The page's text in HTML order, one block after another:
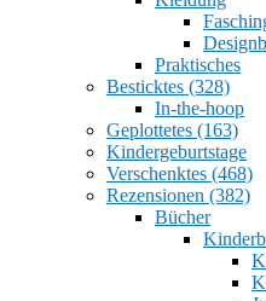
Praktisches
Besticktes (328)
In-the-hoop
Geplottetes (163)
Kindergeburtstage
Verschenktes (468)
Rezensionen (382)
Bücher